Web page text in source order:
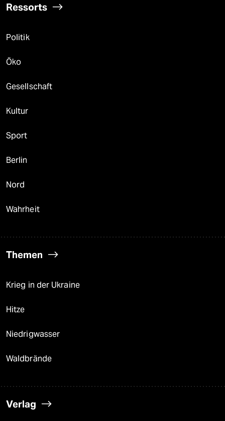
Ressorts
Politik
Öko
Gesellschaft
Kultur
Sport
Berlin
Nord
Wahrheit
Themen
Krieg in der Ukraine
Hitze
Niedrigwasser
Waldbrände
Verlag